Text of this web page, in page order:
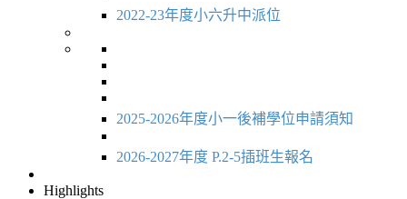
2022-23年度小六升中派位
2025-2026年度小一後補學位申請須知
2026-2027年度 P.2-5插班生報名
Highlights